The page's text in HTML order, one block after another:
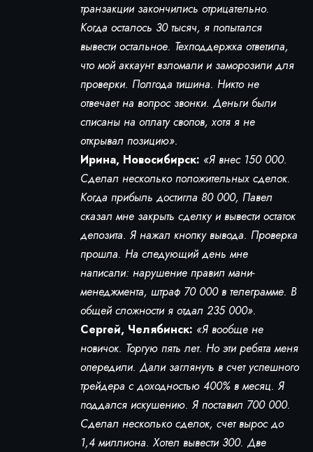
транзакции закончились отрицательно.
Когда осталось 30 тысяч, я попытался
вывести остальное. Техподдержка ответила,
что мой аккаунт взломали и заморозили для
проверки. Полгода тишина. Никто не
отвечает на вопрос звонки. Деньги были
списаны на оплату свопов, хотя я не
открывал позицию».
Ирина, Новосибирск: «Я внес 150 000.
Сделал несколько положительных сделок.
Когда прибыль достигла 80 000, Павел
сказал мне закрыть сделку и вывести остаток
депозита. Я нажал кнопку вывода. Проверка
прошла. На следующий день мне
написали: нарушение правил мани-
менеджмента, штраф 70 000 в телеграмме. В
общей сложности я отдал 235 000».
Сергей, Челябинск: «Я вообще не
новичок. Торгую пять лет. Но эти ребята меня
опередили. Дали заглянуть в счет успешного
трейдера с доходностью 400% в месяц. Я
поддался искушению. Я поставил 700 000.
Сделал несколько сделок, счет вырос до
1,4 миллиона. Хотел вывести 300. Две